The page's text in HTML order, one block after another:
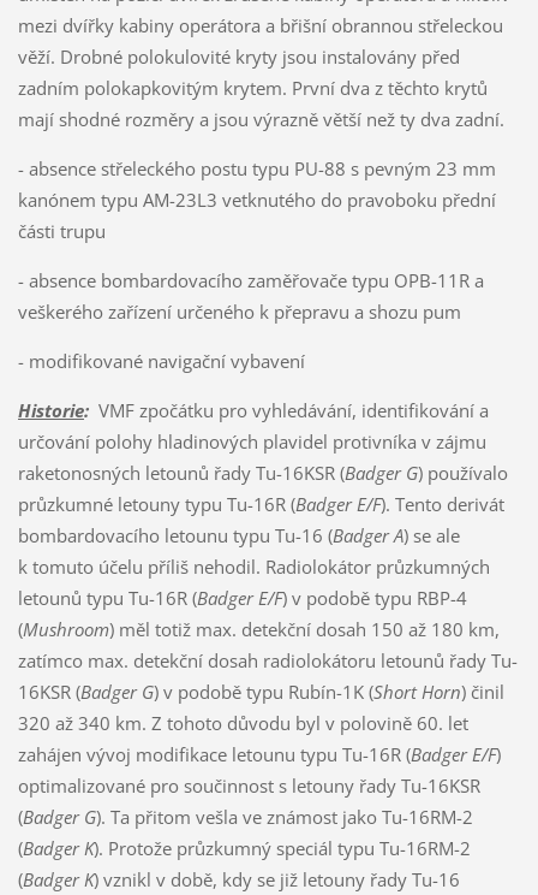
mezi dvířky kabiny operátora a břišní obrannou střeleckou
věží. Drobné polokulovité kryty jsou instalovány před
zadním polokapkovitým krytem. První dva z těchto krytů
mají shodné rozměry a jsou výrazně větší než ty dva zadní.
- absence střeleckého postu typu PU-88 s pevným 23 mm
kanónem typu AM-23L3 vetknutého do pravoboku přední
části trupu
- absence bombardovacího zaměřovače typu OPB-11R a
veškerého zařízení určeného k přepravu a shozu pum
- modifikované navigační vybavení
Historie:VMF zpočátku pro vyhledávání, identifikování a
určování polohy hladinových plavidel protivníka v zájmu
raketonosných letounů řady Tu-16KSR (Badger G) používalo
průzkumné letouny typu Tu-16R (Badger E/F). Tento derivát
bombardovacího letounu typu Tu-16 (Badger A) se ale
k tomuto účelu příliš nehodil. Radiolokátor průzkumných
letounů typu Tu-16R (Badger E/F) v podobě typu RBP-4
(Mushroom) měl totiž max. detekční dosah 150 až 180 km,
zatímco max. detekční dosah radiolokátoru letounů řady Tu-
16KSR (Badger G) v podobě typu Rubín-1K (Short Horn) činil
320 až 340 km. Z tohoto důvodu byl v polovině 60. let
zahájen vývoj modifikace letounu typu Tu-16R (Badger E/F)
optimalizované pro součinnost s letouny řady Tu-16KSR
(Badger G). Ta přitom vešla ve známost jako Tu-16RM-2
(Badger K). Protože průzkumný speciál typu Tu-16RM-2
(Badger K) vznikl v době, kdy se již letouny řady Tu-16